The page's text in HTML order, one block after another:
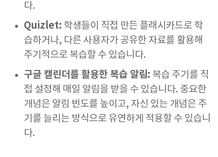
다.
Quizlet: 학생들이 직접 만든 플래시카드로 학
습하거나, 다른 사용자가 공유한 자료를 활용해
주기적으로 복습할 수 있습니다.
구글 캘린더를 활용한 복습 알림: 복습 주기를 직
접 설정해 매일 알림을 받을 수 있습니다. 중요한
개념은 알림 빈도를 높이고, 자신 있는 개념은 주
기를 늘리는 방식으로 유연하게 적용할 수 있습니
다.